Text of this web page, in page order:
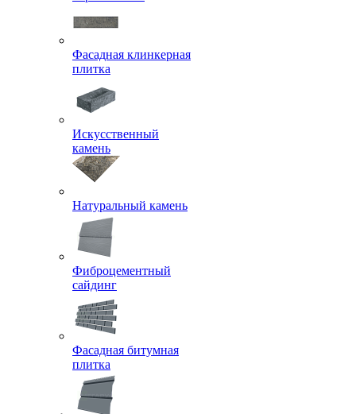
Фасадная клинкерная
плитка
Искусственный
камень
Натуральный камень
Фиброцементный
сайдинг
Фасадная битумная
плитка